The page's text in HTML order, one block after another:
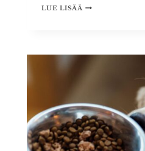
LUE LISÄÄ PALKKASANA
TEHOKKAAT